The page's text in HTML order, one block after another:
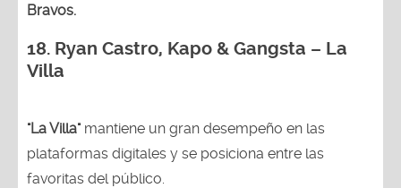
Bravos.
18. Ryan Castro, Kapo & Gangsta – La
Villa
"La Villa"mantiene un gran desempeño en las
plataformas digitales y se posiciona entre las
favoritas del público.